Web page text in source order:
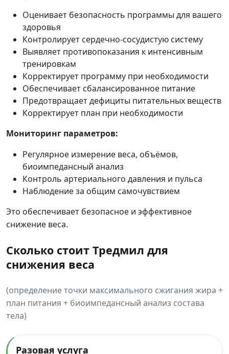
Оценивает безопасность программы для вашего
здоровья
Контролирует сердечно-сосудистую систему
Выявляет противопоказания к интенсивным
тренировкам
Корректирует программу при необходимости
Обеспечивает сбалансированное питание
Предотвращает дефициты питательных веществ
Корректирует план при необходимости
Мониторинг параметров:
Регулярное измерение веса, объёмов,
биоимпедансный анализ
Контроль артериального давления и пульса
Наблюдение за общим самочувствием
Это обеспечивает безопасное и эффективное
снижение веса.
Сколько стоит Тредмил для
снижения веса
(определение точки максимального сжигания жира +
план питания + биоимпедансный анализ состава
тела)
Разовая услуга